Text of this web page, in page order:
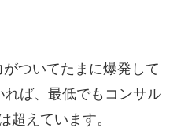
ついてたまに爆発して
れば、最低でもコンサル
超えています。